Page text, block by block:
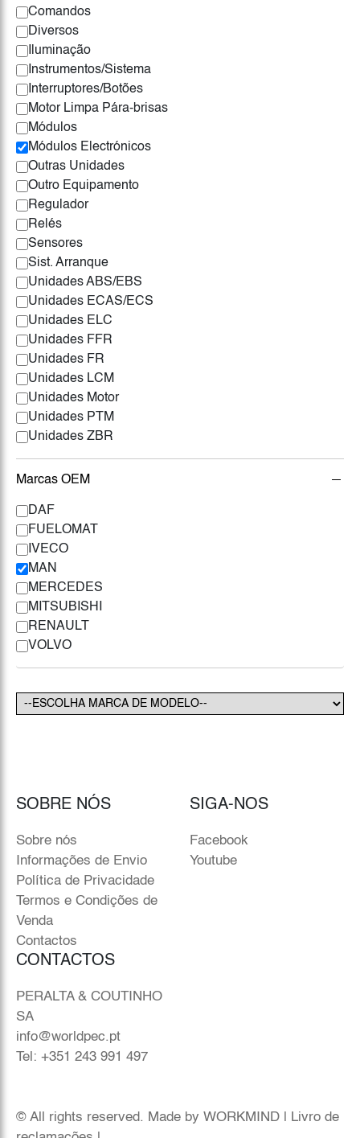
Comandos
Diversos
Iluminação
Instrumentos/Sistema
Interruptores/Botões
Motor Limpa Pára-brisas
Módulos
Módulos Electrónicos
Outras Unidades
Outro Equipamento
Regulador
Relés
Sensores
Sist. Arranque
Unidades ABS/EBS
Unidades ECAS/ECS
Unidades ELC
Unidades FFR
Unidades FR
Unidades LCM
Unidades Motor
Unidades PTM
Unidades ZBR
Marcas OEM
DAF
FUELOMAT
IVECO
MAN
MERCEDES
MITSUBISHI
RENAULT
VOLVO
SOBRE NÓS
Sobre nós
Informações de Envio
Política de Privacidade
Termos e Condições de
Venda
Contactos
SIGA-NOS
Facebook
Youtube
CONTACTOS
PERALTA & COUTINHO
SA
info@worldpec.pt
Tel: +351 243 991 497
© All rights reserved. Made by WORKMIND
Livro de